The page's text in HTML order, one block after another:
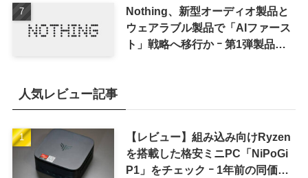
Nothing、新型オーディオ製品と
ウェアラブル製品で「AIファース
ト」戦略へ移行か ｰ 第1弾製品は
人気レビュー記事
【レビュー】組み込み向けRyzen
を搭載した格安ミニPC「NiPoGi
P1」をチェック ｰ 1年前の同価格